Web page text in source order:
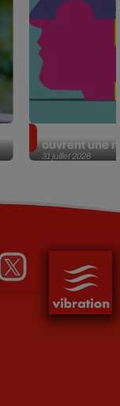
31 juillet 2026
ouvrent une